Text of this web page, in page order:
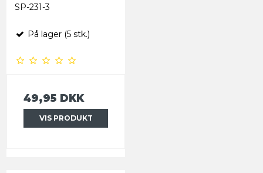
SP-231-3
På lager (5 stk.)
49,95 DKK
VIS PRODUKT